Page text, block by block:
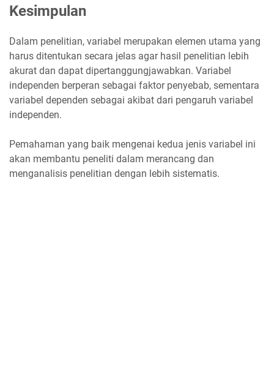
Kesimpulan
Dalam penelitian, variabel merupakan elemen utama yang
harus ditentukan secara jelas agar hasil penelitian lebih
akurat dan dapat dipertanggungjawabkan. Variabel
independen berperan sebagai faktor penyebab, sementara
variabel dependen sebagai akibat dari pengaruh variabel
independen.
Pemahaman yang baik mengenai kedua jenis variabel ini
akan membantu peneliti dalam merancang dan
menganalisis penelitian dengan lebih sistematis.